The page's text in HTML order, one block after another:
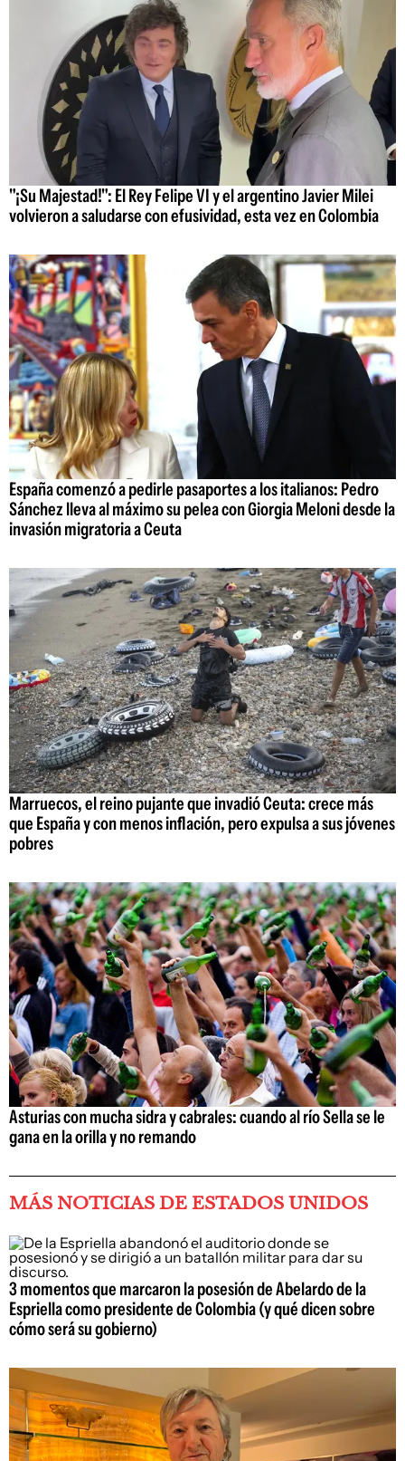
"¡Su Majestad!": El Rey Felipe VI y el argentino Javier Milei
volvieron a saludarse con efusividad, esta vez en Colombia
España comenzó a pedirle pasaportes a los italianos: Pedro
Sánchez lleva al máximo su pelea con Giorgia Meloni desde la
invasión migratoria a Ceuta
Marruecos, el reino pujante que invadió Ceuta: crece más
que España y con menos inflación, pero expulsa a sus jóvenes
pobres
Asturias con mucha sidra y cabrales: cuando al río Sella se le
gana en la orilla y no remando
MÁS NOTICIAS DE ESTADOS UNIDOS
3 momentos que marcaron la posesión de Abelardo de la
Espriella como presidente de Colombia (y qué dicen sobre
cómo será su gobierno)